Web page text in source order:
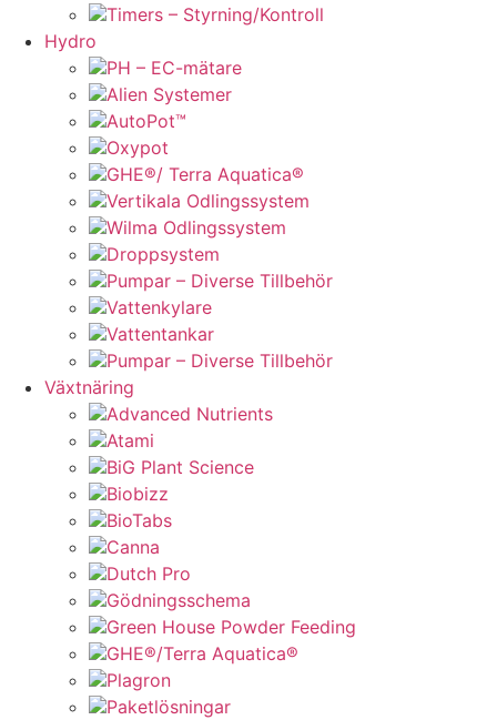
Timers – Styrning/Kontroll
Hydro
PH – EC-mätare
Alien Systemer
AutoPot™
Oxypot
GHE®/ Terra Aquatica®
Vertikala Odlingssystem
Wilma Odlingssystem
Droppsystem
Pumpar – Diverse Tillbehör
Vattenkylare
Vattentankar
Pumpar – Diverse Tillbehör
Växtnäring
Advanced Nutrients
Atami
BiG Plant Science
Biobizz
BioTabs
Canna
Dutch Pro
Gödningsschema
Green House Powder Feeding
GHE®/Terra Aquatica®
Plagron
Paketlösningar